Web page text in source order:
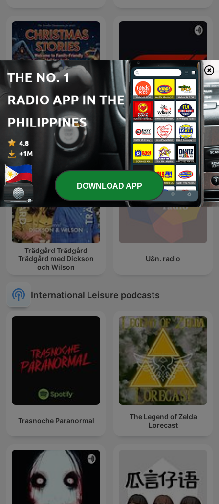
Christmas Stories:
Christmas Stories
Podcast
F1
Trädgård Trädgård
Trädgård med Dickson
och Wilson
U&n. radio
International Leisure podcasts
Trasnoche Paranormal
The Legend of Zelda
Lorecast
DOWNLOAD APP